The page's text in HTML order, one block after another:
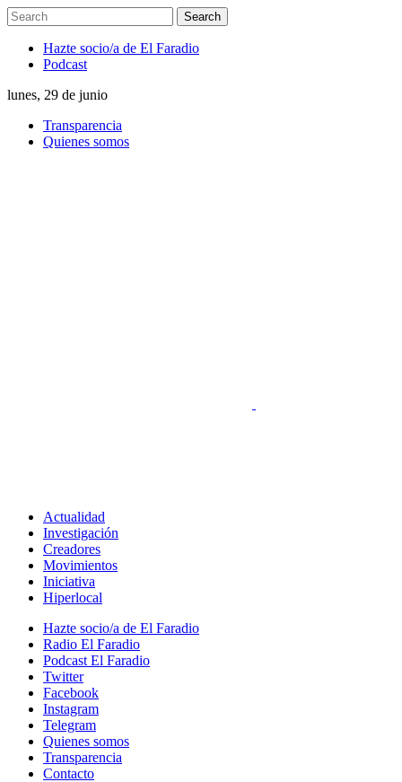
Hazte socio/a de El Faradio
Podcast
lunes, 29 de junio
Transparencia
Quienes somos
Actualidad
Investigación
Creadores
Movimientos
Iniciativa
Hiperlocal
Hazte socio/a de El Faradio
Radio El Faradio
Podcast El Faradio
Twitter
Facebook
Instagram
Telegram
Quienes somos
Transparencia
Contacto